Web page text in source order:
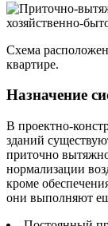
Схема
квартире.
Назначение
В проектно-
зданий
приточно
нормализации
кроме
они выполняют